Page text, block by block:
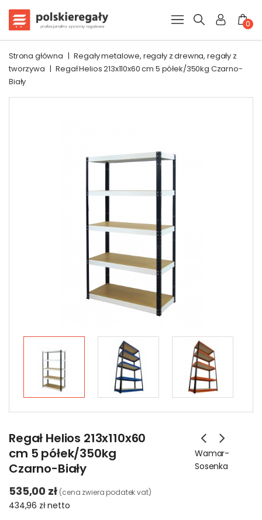
0
Strona główna | Regały metalowe, regały z drewna, regały z
tworzywa | Regał Helios 213x110x60 cm 5 półek/350kg Czarno-
Biały
Regał Helios 213x110x60
cm 5 półek/350kg
Czarno-Biały
Wamar-
Sosenka
535,00 zł (cena zwiera podatek vat)
434,96 złnetto